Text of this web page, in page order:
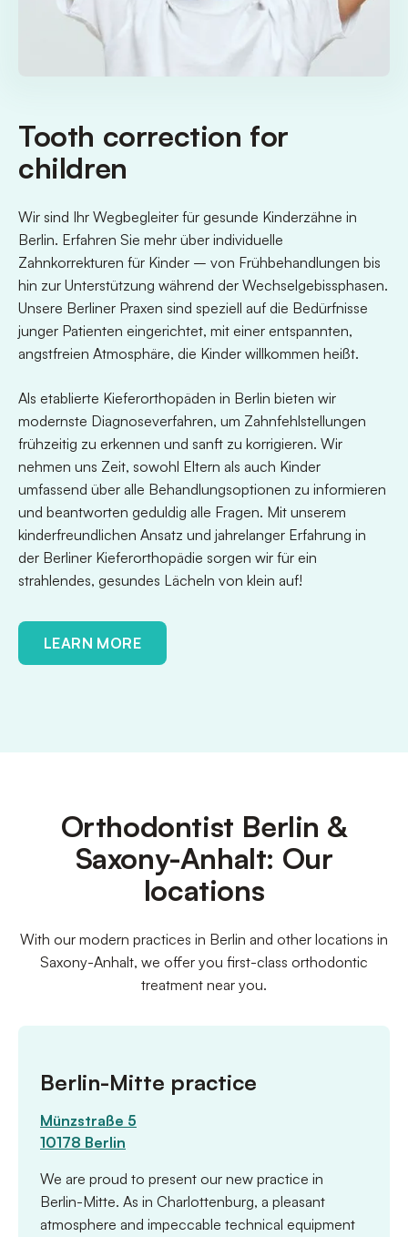
Tooth correction for
children
Wir sind Ihr Wegbegleiter für gesunde Kinderzähne in
Berlin. Erfahren Sie mehr über individuelle
Zahnkorrekturen für Kinder – von Frühbehandlungen bis
hin zur Unterstützung während der Wechselgebissphasen.
Unsere Berliner Praxen sind speziell auf die Bedürfnisse
junger Patienten eingerichtet, mit einer entspannten,
angstfreien Atmosphäre, die Kinder willkommen heißt.
Als etablierte Kieferorthopäden in Berlin bieten wir
modernste Diagnoseverfahren, um Zahnfehlstellungen
frühzeitig zu erkennen und sanft zu korrigieren. Wir
nehmen uns Zeit, sowohl Eltern als auch Kinder
umfassend über alle Behandlungsoptionen zu informieren
und beantworten geduldig alle Fragen. Mit unserem
kinderfreundlichen Ansatz und jahrelanger Erfahrung in
der Berliner Kieferorthopädie sorgen wir für ein
strahlendes, gesundes Lächeln von klein auf!
LEARN MORE
Orthodontist Berlin &
Saxony-Anhalt: Our
locations
With our modern practices in Berlin and other locations in
Saxony-Anhalt, we offer you first-class orthodontic
treatment near you.
Berlin-Mitte practice
Münzstraße 5
10178 Berlin
We are proud to present our new practice in
Berlin-Mitte. As in Charlottenburg, a pleasant
atmosphere and impeccable technical equipment